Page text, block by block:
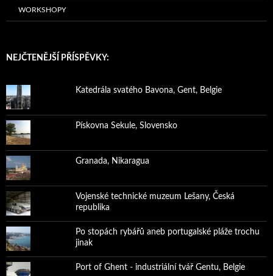
WORKSHOPY
NEJČTENĚJŠÍ PŘÍSPĚVKY:
Katedrála svatého Bavona, Gent, Belgie
Pískovna Sekule, Slovensko
Granada, Nikaragua
Vojenské technické muzeum Lešany, Česká
republika
Po stopách rybářů aneb portugalské pláže trochu
jinak
Port of Ghent - industriální tvář Gentu, Belgie